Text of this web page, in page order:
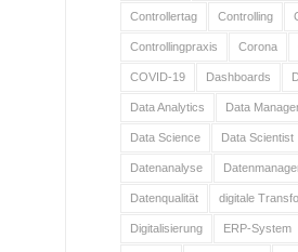
Controllertag Controlling
Controllingpraxis Corona
COVID-19 Dashboards
Data Analytics Data
Data Science Data Scientist
Datenanalyse
Datenqualität digitale
Digitalisierung ERP-System